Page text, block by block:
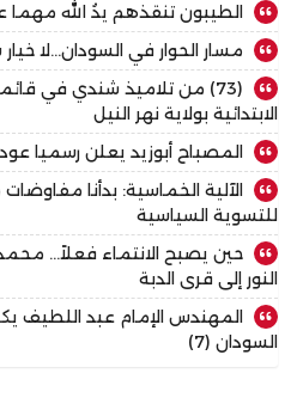
الطيبون تنقذهم يدُ الله
مسار الحوار في السودان…لا
(73) من تلاميذ شندي في
الابتدائية بولاية نهر النيل
المصباح أبوزيد يعلن رسميا
الآلية الخماسية: بدأنا
للتسوية السياسية
حين يصبح الانتماء فعلاً…
النور إلى قرى الدبة
المهندس الإمام عبد اللطيف
السودان (7)